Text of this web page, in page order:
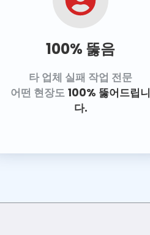
100% 뚫음
타 업체 실패 작업 전문
어떤 현장도 100% 뚫어드립니
다.